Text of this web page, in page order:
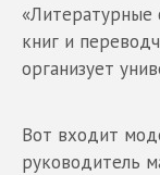
«Литературные
книг и
организует
Вот входит
руководитель